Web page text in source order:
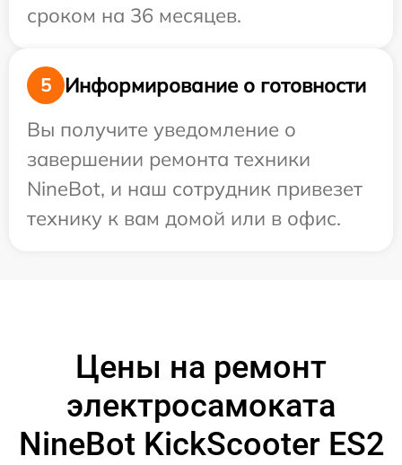
сроком на 36 месяцев.
5
Информирование о готовности
Вы получите уведомление о
завершении ремонта техники
NineBot, и наш сотрудник привезет
технику к вам домой или в офис.
Цены на ремонт
электросамоката
NineBot KickScooter ES2